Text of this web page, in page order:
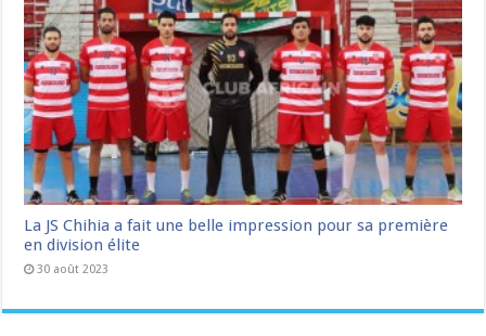
La JS Chihia a fait une belle impression pour sa première
en division élite
30 août 2023